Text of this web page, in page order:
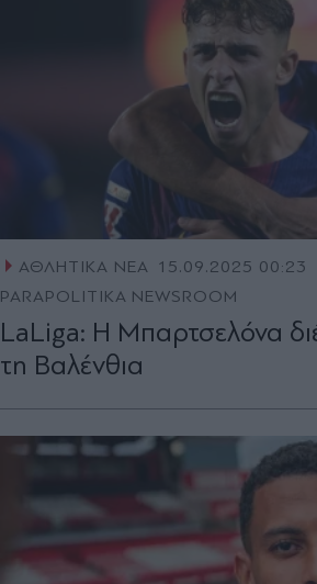
ΑΘΛΗΤΙΚΑ ΝΕΑ 15.09.2025 00:23
PARAPOLITIKA NEWSROOM
LaLiga: Η Μπαρτσελόνα
τη Βαλένθια